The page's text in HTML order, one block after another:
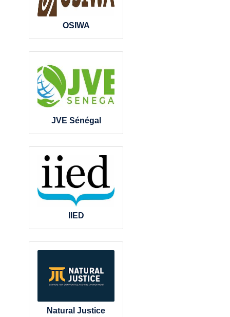
OSIWA
JVE Sénégal
IIED
Natural Justice